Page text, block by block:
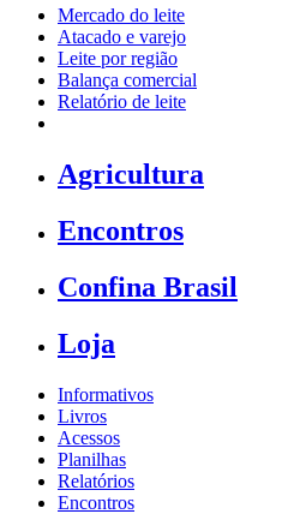
Mercado do leite
Atacado e varejo
Leite por região
Balança comercial
Relatório de leite
Agricultura
Encontros
Confina Brasil
Loja
Informativos
Livros
Acessos
Planilhas
Relatórios
Encontros